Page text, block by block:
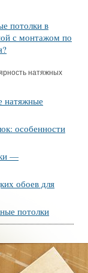
потолки в
с монтажом по
натяжных
натяжные
особенности
—
обоев для
потолки